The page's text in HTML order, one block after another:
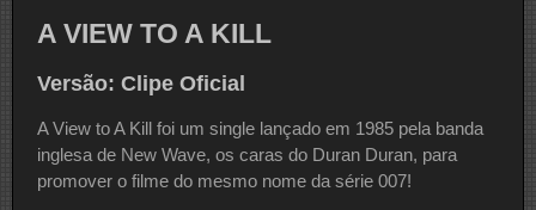
A VIEW TO A KILL
Versão: Clipe Oficial
A View to A Kill foi um single lançado em 1985 pela banda
inglesa de New Wave, os caras do Duran Duran, para
promover o filme do mesmo nome da série 007!